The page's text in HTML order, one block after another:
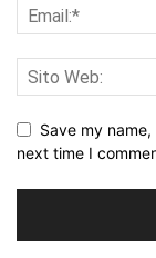
Save my
next time I